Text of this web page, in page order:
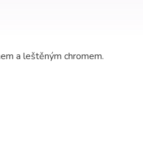
a leštěným chromem.